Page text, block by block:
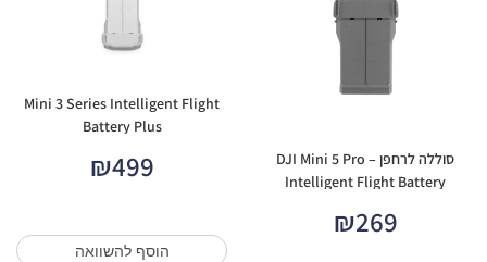
סוללה לרחפן – DJI Mini 5 Pro
Intelligent Flight Battery
₪269
Mini 3 Series Intelligent Flight
Battery Plus
₪499
הוסף להשוואה